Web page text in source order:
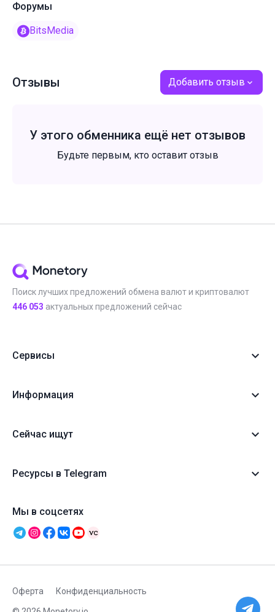
Форумы
BitsMedia
Отзывы Добавить отзыв
У этого обменника ещё нет отзывов
Будьте первым, кто оставит отзыв
Поиск лучших предложений обмена валют и криптовалют
446 053 актуальных предложений сейчас
Сервисы
Информация
Сейчас ищут
Ресурсы в Telegram
Мы в соцсетях
Оферта Конфиденциальность